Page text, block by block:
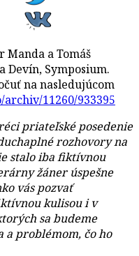
a Tomáš
Symposium.
na nasledujúcom
11260/933395
priateľské posedenie
rozhovory na
stalo iba fiktívnou
žáner úspešne
vás pozvať
kulisou i v
sa budeme
a problémom, čo ho